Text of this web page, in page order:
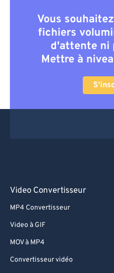
Vous
fichiers
d'attente ni
Mettre à
Video Convertisseur
MP4 Convertisseur
Video à GIF
MOV à MP4
Convertisseur vidéo